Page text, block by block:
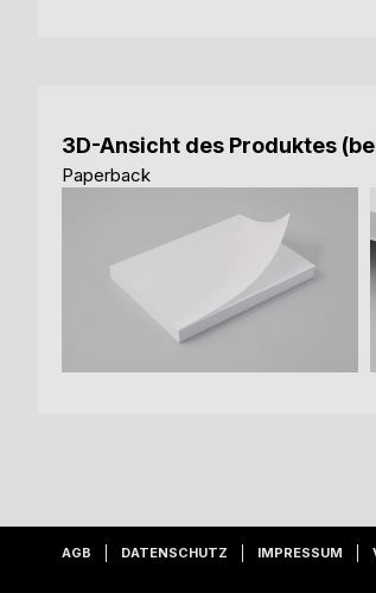
3D-Ansicht des Produktes
Paperback
AGB DATENSCHUTZ IMPRESSUM